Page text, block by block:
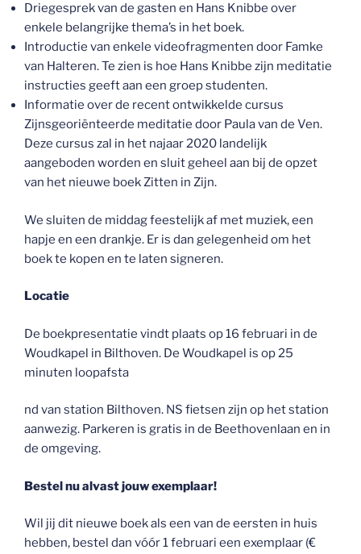
Driegesprek van de gasten en Hans Knibbe over
enkele belangrijke thema’s in het boek.
Introductie van enkele videofragmenten door Famke
van Halteren. Te zien is hoe Hans Knibbe zijn meditatie
instructies geeft aan een groep studenten.
Informatie over de recent ontwikkelde cursus
Zijnsgeoriënteerde meditatie door Paula van de Ven.
Deze cursus zal in het najaar 2020 landelijk
aangeboden worden en sluit geheel aan bij de opzet
van het nieuwe boek Zitten in Zijn.
We sluiten de middag feestelijk af met muziek, een
hapje en een drankje. Er is dan gelegenheid om het
boek te kopen en te laten signeren.
Locatie
De boekpresentatie vindt plaats op 16 februari in de
Woudkapel in Bilthoven. De Woudkapel is op 25
minuten loopafsta
nd van station Bilthoven. NS fietsen zijn op het station
aanwezig. Parkeren is gratis in de Beethovenlaan en in
de omgeving.
Bestel nu alvast jouw exemplaar!
Wil jij dit nieuwe boek als een van de eersten in huis
hebben, bestel dan vóór 1 februari een exemplaar (€